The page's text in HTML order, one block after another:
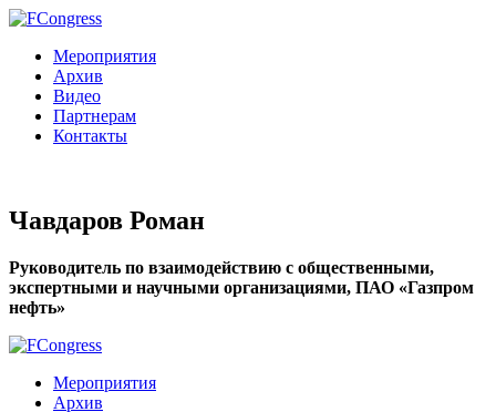
Мероприятия
Архив
Видео
Партнерам
Контакты
Чавдаров Роман
Руководитель по взаимодействию с общественными,
экспертными и научными организациями, ПАО «Газпром
нефть»
Мероприятия
Архив